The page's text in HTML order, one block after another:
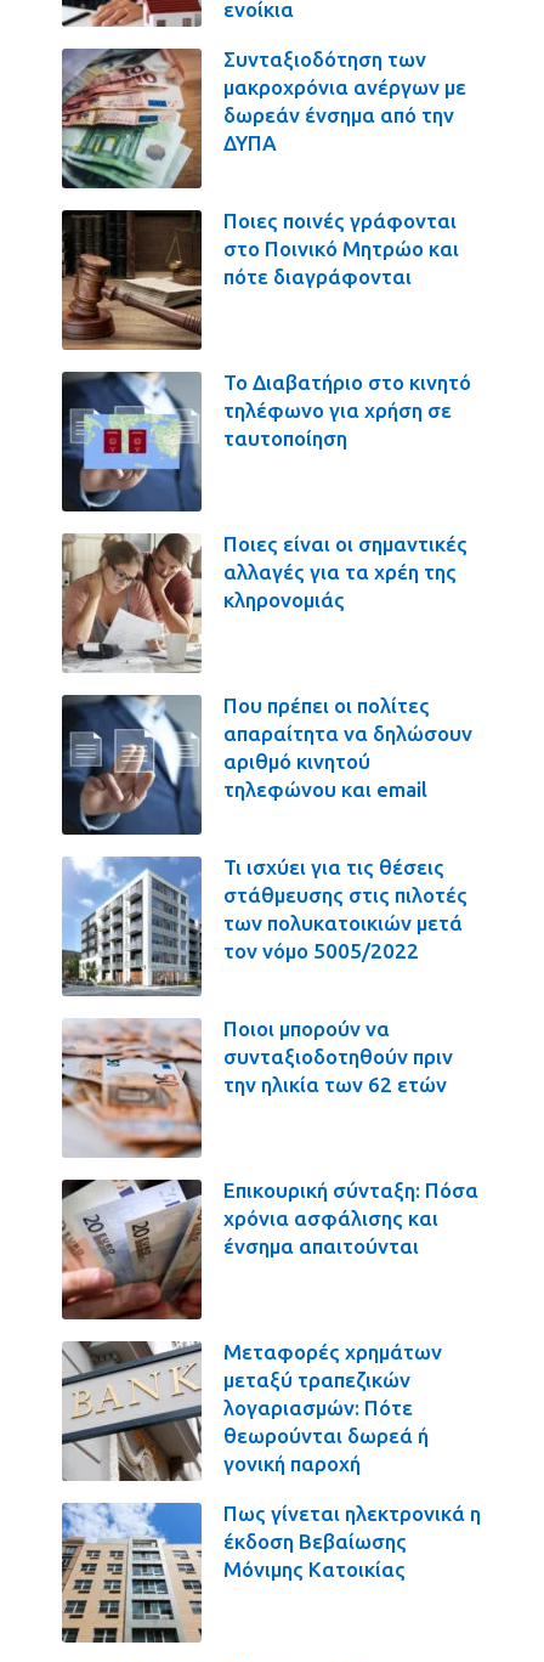
ενοίκια
Συνταξιοδότηση των
μακροχρόνια ανέργων με
δωρεάν ένσημα από την
ΔΥΠΑ
Ποιες ποινές γράφονται
στο Ποινικό Μητρώο και
πότε διαγράφονται
Το Διαβατήριο στο κινητό
τηλέφωνο για χρήση σε
ταυτοποίηση
Ποιες είναι οι σημαντικές
αλλαγές για τα χρέη της
κληρονομιάς
Που πρέπει οι πολίτες
απαραίτητα να δηλώσουν
αριθμό κινητού
τηλεφώνου και email
Τι ισχύει για τις θέσεις
στάθμευσης στις πιλοτές
των πολυκατοικιών μετά
τον νόμο 5005/2022
Ποιοι μπορούν να
συνταξιοδοτηθούν πριν
την ηλικία των 62 ετών
Επικουρική σύνταξη: Πόσα
χρόνια ασφάλισης και
ένσημα απαιτούνται
Μεταφορές χρημάτων
μεταξύ τραπεζικών
λογαριασμών: Πότε
θεωρούνται δωρεά ή
γονική παροχή
Πως γίνεται ηλεκτρονικά η
έκδοση Βεβαίωσης
Μόνιμης Κατοικίας